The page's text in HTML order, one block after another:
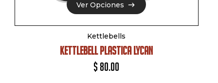
Ver Opciones
Ver Opciones
Kettlebells
KETTLEBELL PLASTICA LYCAN
$ 80.00